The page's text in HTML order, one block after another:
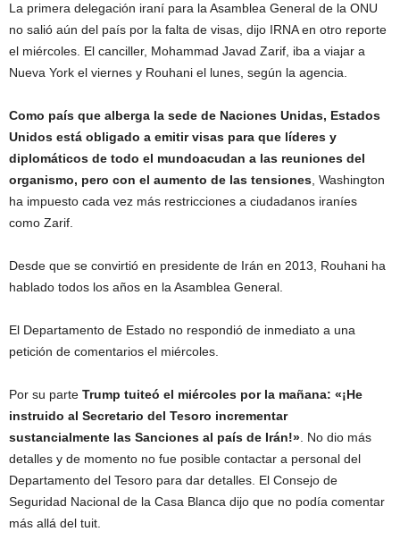
La primera delegación iraní para la Asamblea General de la ONU
no salió aún del país por la falta de visas, dijo IRNA en otro reporte
el miércoles. El canciller, Mohammad Javad Zarif, iba a viajar a
Nueva York el viernes y Rouhani el lunes, según la agencia.
Como país que alberga la sede de Naciones Unidas, Estados
Unidos está obligado a emitir visas para que líderes y
diplomáticos de todo el mundoacudan a las reuniones del
organismo, pero con el aumento de las tensiones , Washington
ha impuesto cada vez más restricciones a ciudadanos iraníes
como Zarif.
Desde que se convirtió en presidente de Irán en 2013, Rouhani ha
hablado todos los años en la Asamblea General.
El Departamento de Estado no respondió de inmediato a una
petición de comentarios el miércoles.
Por su parte Trump tuiteó el miércoles por la mañana: «¡He
instruido al Secretario del Tesoro incrementar
sustancialmente las Sanciones al país de Irán!» . No dio más
detalles y de momento no fue posible contactar a personal del
Departamento del Tesoro para dar detalles. El Consejo de
Seguridad Nacional de la Casa Blanca dijo que no podía comentar
más allá del tuit.